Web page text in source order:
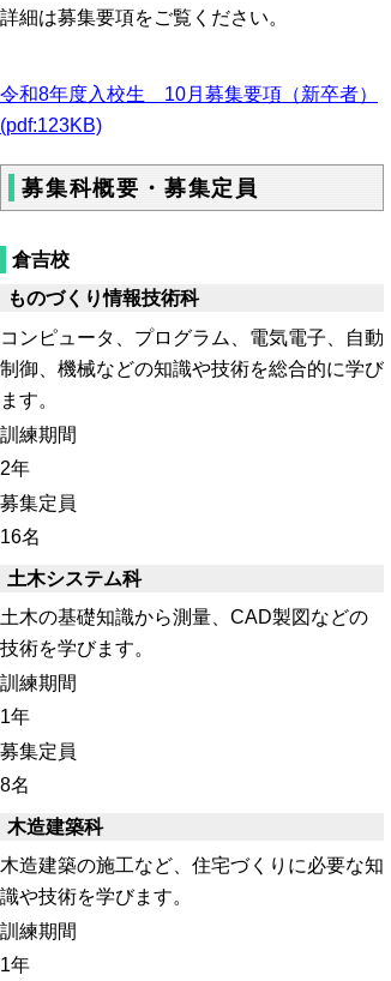
詳細は募集要項をご覧ください。
令和8年度入校生 10月募集要項（新卒者）
(pdf:123KB)
募集科概要・募集定員
倉吉校
ものづくり情報技術科
コンピュータ、プログラム、電気電子、自動
制御、機械などの知識や技術を総合的に学び
ます。
訓練期間
2年
募集定員
16名
土木システム科
土木の基礎知識から測量、CAD製図などの
技術を学びます。
訓練期間
1年
募集定員
8名
木造建築科
木造建築の施工など、住宅づくりに必要な知
識や技術を学びます。
訓練期間
1年